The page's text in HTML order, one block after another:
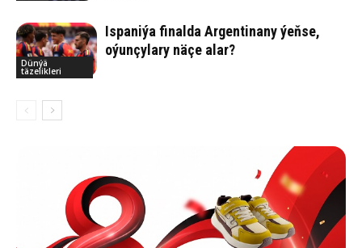
Dünýä
täzelikleri
Ispaniýa finalda Argentinany ýeňse,
oýunçylary näçe alar?